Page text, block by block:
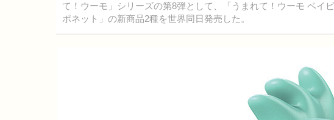
て！ウーモ」シリーズの第8弾として、「うまれて！ウーモ ベイ
ポネット」の新商品2種を世界同日発売した。